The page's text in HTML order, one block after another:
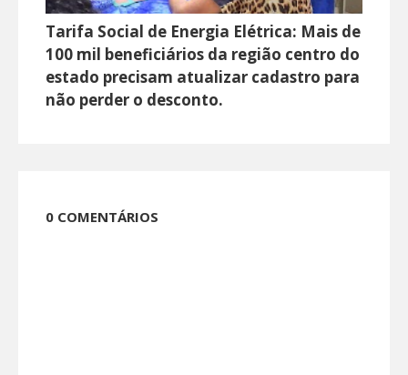
Tarifa Social de Energia Elétrica: Mais de
100 mil beneficiários da região centro do
estado precisam atualizar cadastro para
não perder o desconto.
0 COMENTÁRIOS